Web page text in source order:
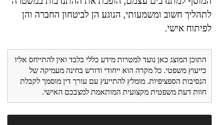
לתהליך חשוב ומשמעותי, הנוגע הן לביטחון החברה והן
לפיתוח אישי.
התוכן המוצג כאן נועד למטרות מידע כללי בלבד ואין להתייחס אליו
כייעוץ משפטי. כל מקרה הוא ייחודי ודורש בחינה מעמיקה של
הנסיבות הספציפיות. מומלץ להתייעץ עם עורך דין מוסמך לקבלת
חוות דעת משפטית מקצועית המותאמת למצבכם האישי.